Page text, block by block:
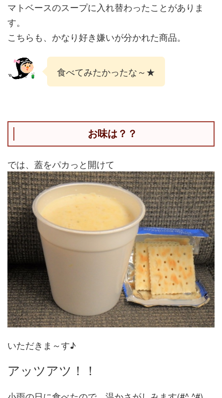
マトベースのスープに入れ替わったことがありま
す。
こちらも、かなり好き嫌いが分かれた商品。
食べてみたかったな～★
お味は？？
では、蓋をパカっと開けて
いただきま～す♪
アッツアツ！！